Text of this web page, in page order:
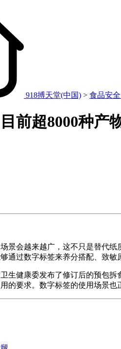
918搏天堂(中国) > 食品安
前超8000种产
会越来越广，这不只是替代纸
通过数字标签来养分搭配、致
健康委发布了修订后的预包拆
的要求。数字标签的使用场景